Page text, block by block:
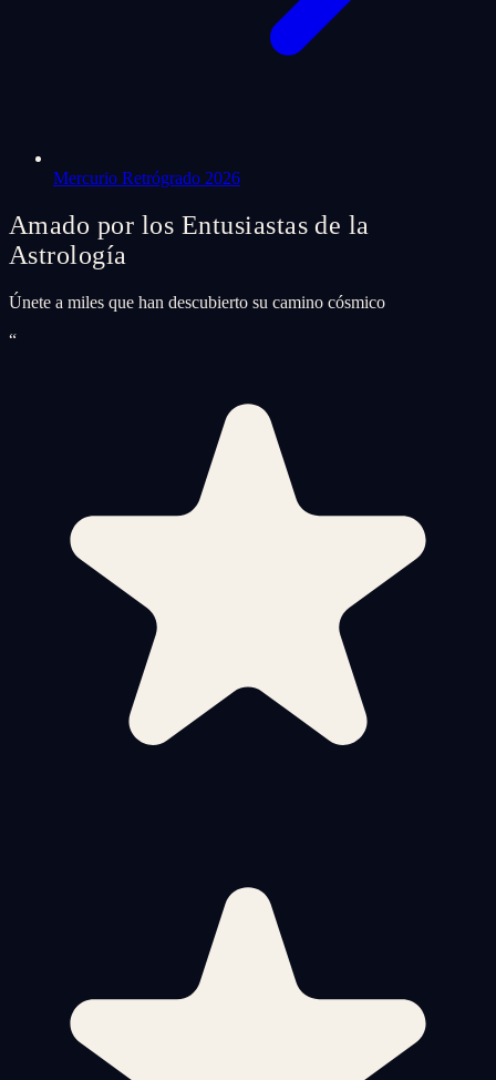
Mercurio Retrógrado 2026
Amado por los Entusiastas de la
Astrología
Únete a miles que han descubierto su camino cósmico
“